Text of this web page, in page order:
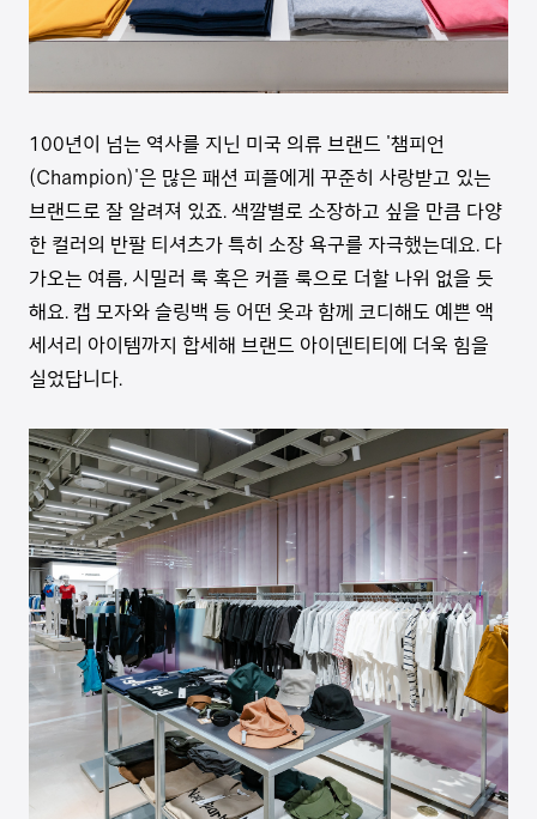
100년이 넘는 역사를 지닌 미국 의류 브랜드 '챔피언
(Champion)'은 많은 패션 피플에게 꾸준히 사랑받고 있는
브랜드로 잘 알려져 있죠. 색깔별로 소장하고 싶을 만큼 다양
한 컬러의 반팔 티셔츠가 특히 소장 욕구를 자극했는데요. 다
가오는 여름, 시밀러 룩 혹은 커플 룩으로 더할 나위 없을 듯
해요. 캡 모자와 슬링백 등 어떤 옷과 함께 코디해도 예쁜 액
세서리 아이템까지 합세해 브랜드 아이덴티티에 더욱 힘을
실었답니다.